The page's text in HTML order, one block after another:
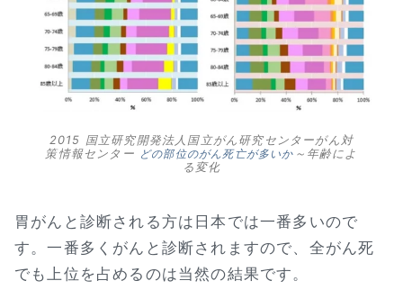
2015 国立研究開発法人国立がん研究センターがん対
策情報センター どの部位のがん死亡が多いか ～年齢によ
る変化
胃がんと診断される方は日本では一番多いので
す。一番多くがんと診断されますので、全がん死
でも上位を占めるのは当然の結果です。